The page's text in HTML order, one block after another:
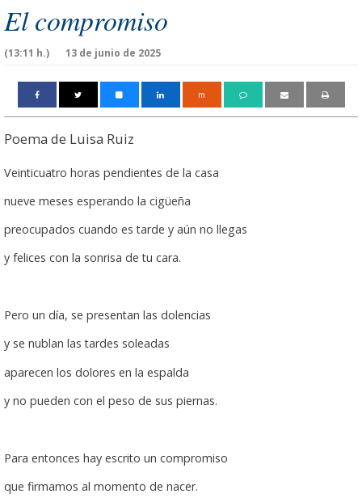
El compromiso
13 de junio de 2025
(13:11 h.)
m
Poema de Luisa Ruiz
Veinticuatro horas pendientes de la casa
nueve meses esperando la cigüeña
preocupados cuando es tarde y aún no llegas
y felices con la sonrisa de tu cara.
Pero un día, se presentan las dolencias
y se nublan las tardes soleadas
aparecen los dolores en la espalda
y no pueden con el peso de sus piernas.
Para entonces hay escrito un compromiso
que firmamos al momento de nacer.